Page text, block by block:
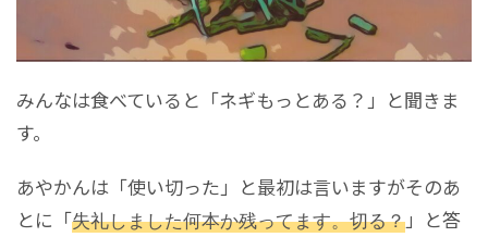
みんなは食べていると「ネギもっとある？」と聞きま
す。
あやかんは「使い切った」と最初は言いますがそのあ
とに「失礼しました何本か残ってます。切る？」と答